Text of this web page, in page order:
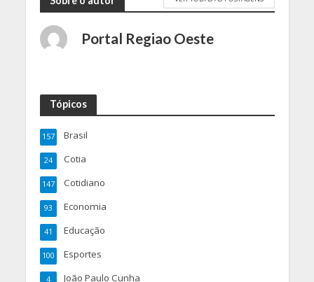
Portal Regiao Oeste
Tópicos
Brasil
157
Cotia
24
Cotidiano
147
Economia
93
Educação
41
Esportes
100
João Paulo Cunha
4